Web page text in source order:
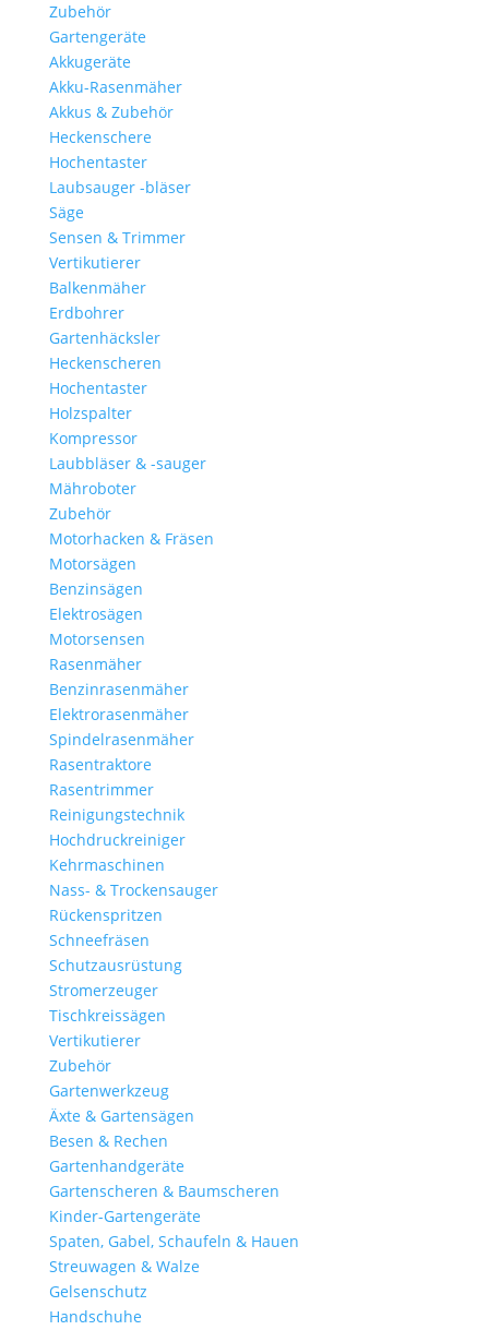
Zubehör
Gartengeräte
Akkugeräte
Akku-Rasenmäher
Akkus & Zubehör
Heckenschere
Hochentaster
Laubsauger -bläser
Säge
Sensen & Trimmer
Vertikutierer
Balkenmäher
Erdbohrer
Gartenhäcksler
Heckenscheren
Hochentaster
Holzspalter
Kompressor
Laubbläser & -sauger
Mähroboter
Zubehör
Motorhacken & Fräsen
Motorsägen
Benzinsägen
Elektrosägen
Motorsensen
Rasenmäher
Benzinrasenmäher
Elektrorasenmäher
Spindelrasenmäher
Rasentraktore
Rasentrimmer
Reinigungstechnik
Hochdruckreiniger
Kehrmaschinen
Nass- & Trockensauger
Rückenspritzen
Schneefräsen
Schutzausrüstung
Stromerzeuger
Tischkreissägen
Vertikutierer
Zubehör
Gartenwerkzeug
Äxte & Gartensägen
Besen & Rechen
Gartenhandgeräte
Gartenscheren & Baumscheren
Kinder-Gartengeräte
Spaten, Gabel, Schaufeln & Hauen
Streuwagen & Walze
Gelsenschutz
Handschuhe